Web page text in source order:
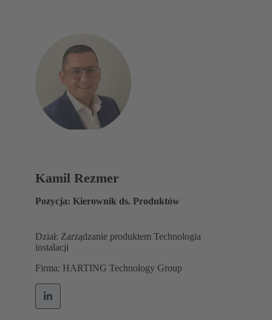
Kamil Rezmer
Pozycja: Kierownik ds. Produktów
Dział: Zarządzanie produktem Technologia
instalacji
Firma: HARTING Technology Group